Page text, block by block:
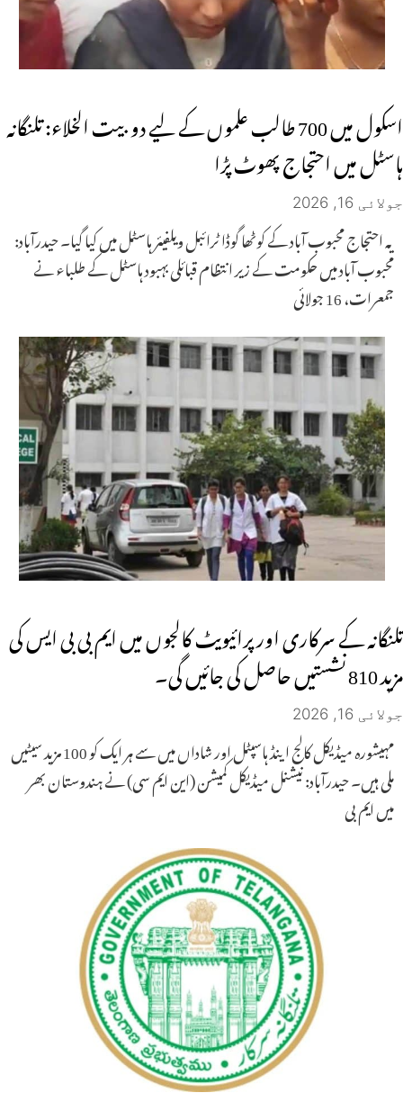
اسکول میں 700 طالب علموں کے لیے دو بیت الخلاء: تلنگانہ
ہاسٹل میں احتجاج پھوٹ پڑا
جولائی 16, 2026
یہ احتجاج محبوب آباد کے کوٹھا گوڈا ٹرائبل ویلفیئر ہاسٹل میں کیا گیا۔ حیدرآباد:
محبوب آباد میں حکومت کے زیر انتظام قبائلی بہبود ہاسٹل کے طلباء نے
جمعرات، 16 جولائی
تلنگانہ کے سرکاری اور پرائیویٹ کالجوں میں ایم بی بی ایس کی
مزید 810 نشستیں حاصل کی جائیں گی۔
جولائی 16, 2026
مہیشورہ میڈیکل کالج اینڈ ہاسپٹل اور شاداں میں سے ہر ایک کو 100 مزید سیٹیں
ملی ہیں۔ حیدرآباد: نیشنل میڈیکل کمیشن (این ایم سی) نے ہندوستان بھر
میں ایم بی